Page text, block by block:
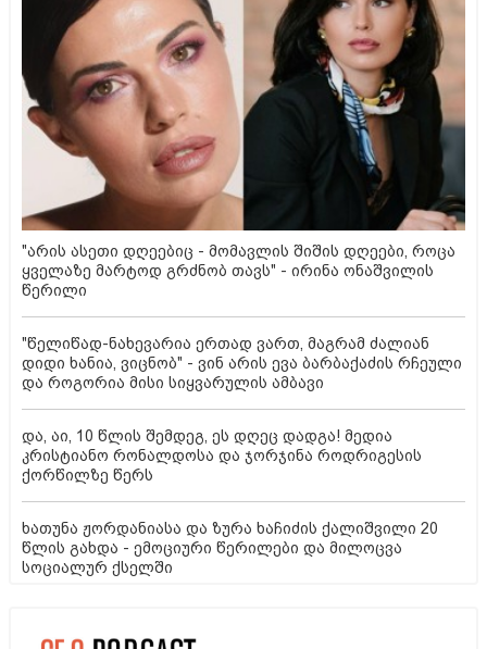
"არის ასეთი დღეებიც - მომავლის შიშის დღეები, როცა
ყველაზე მარტოდ გრძნობ თავს" - ირინა ონაშვილის
წერილი
"წელიწად-ნახევარია ერთად ვართ, მაგრამ ძალიან
დიდი ხანია, ვიცნობ" - ვინ არის ევა ბარბაქაძის რჩეული
და როგორია მისი სიყვარულის ამბავი
და, აი, 10 წლის შემდეგ, ეს დღეც დადგა! მედია
კრისტიანო რონალდოსა და ჯორჯინა როდრიგესის
ქორწილზე წერს
ხათუნა ჟორდანიასა და ზურა ხაჩიძის ქალიშვილი 20
წლის გახდა - ემოციური წერილები და მილოცვა
სოციალურ ქსელში